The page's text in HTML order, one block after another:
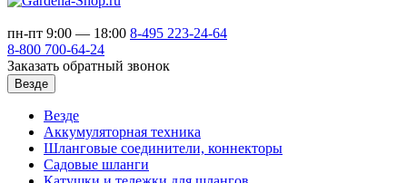
пн-пт 9:00 — 18:00 8-495 223-24-64
8-800 700-64-24
Заказать обратный звонок
Везде
Везде
Аккумуляторная техника
Шланговые соединители, коннекторы
Садовые шланги